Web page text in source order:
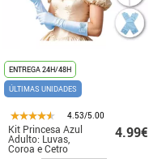
ENTREGA 24H/48H
ÚLTIMAS UNIDADES
4.53/5.00
Kit Princesa Azul
Adulto: Luvas,
Coroa e Cetro
4.99€